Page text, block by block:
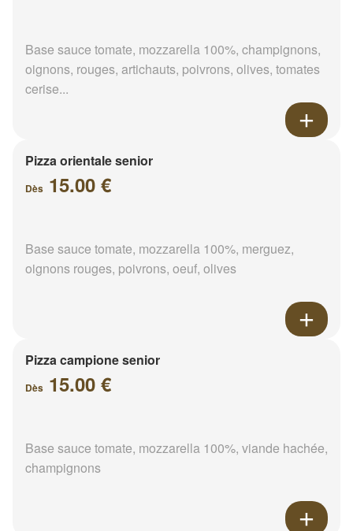
Base sauce tomate, mozzarella 100%, champignons,
oignons, rouges, artichauts, poivrons, olives, tomates
cerise...
Pizza orientale senior
Dès 15.00 €
Base sauce tomate, mozzarella 100%, merguez,
oignons rouges, poivrons, oeuf, olives
Pizza campione senior
Dès 15.00 €
Base sauce tomate, mozzarella 100%, viande hachée,
champignons